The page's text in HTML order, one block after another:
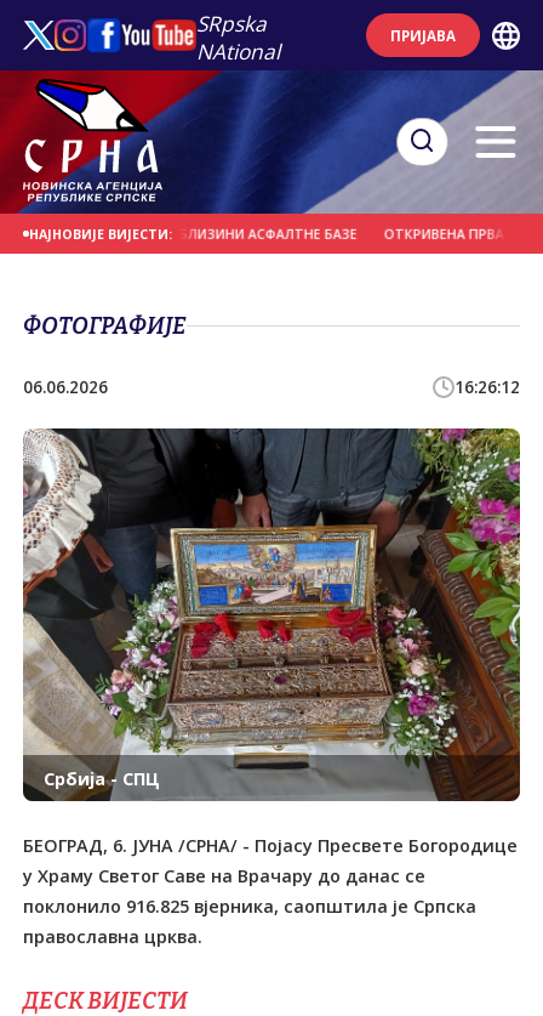
SRpska
NAtional
ПРИЈАВА
НАЈНОВИЈЕ ВИЈЕСТИ:
ПОЖАР У БЛИЗИНИ АСФАЛТНЕ БАЗЕ ОТКРИВЕНА ПРВА ДВА
ФОТОГРАФИЈЕ
06.06.2026 16:26:12
Србија - СПЦ
БЕОГРАД, 6. ЈУНА /СРНА/ - Појасу Пресвете Богородице
у Храму Светог Саве на Врачару до данас се
поклонило 916.825 вјерника, саопштила је Српска
православна црква.
ДЕСК ВИЈЕСТИ